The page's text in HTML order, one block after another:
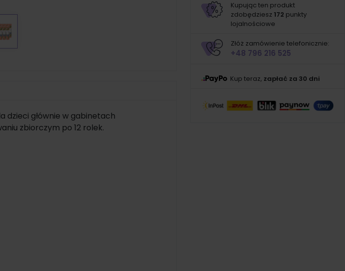
Kupując ten produkt
zdobędziesz 172 punkty
lojalnościowe
Złóż zamówienie telefonicznie:
+48 796 216 525
Kup teraz, zapłać za 30 dni
dzieci głównie w gabinetach
zbiorczym po 12 rolek.